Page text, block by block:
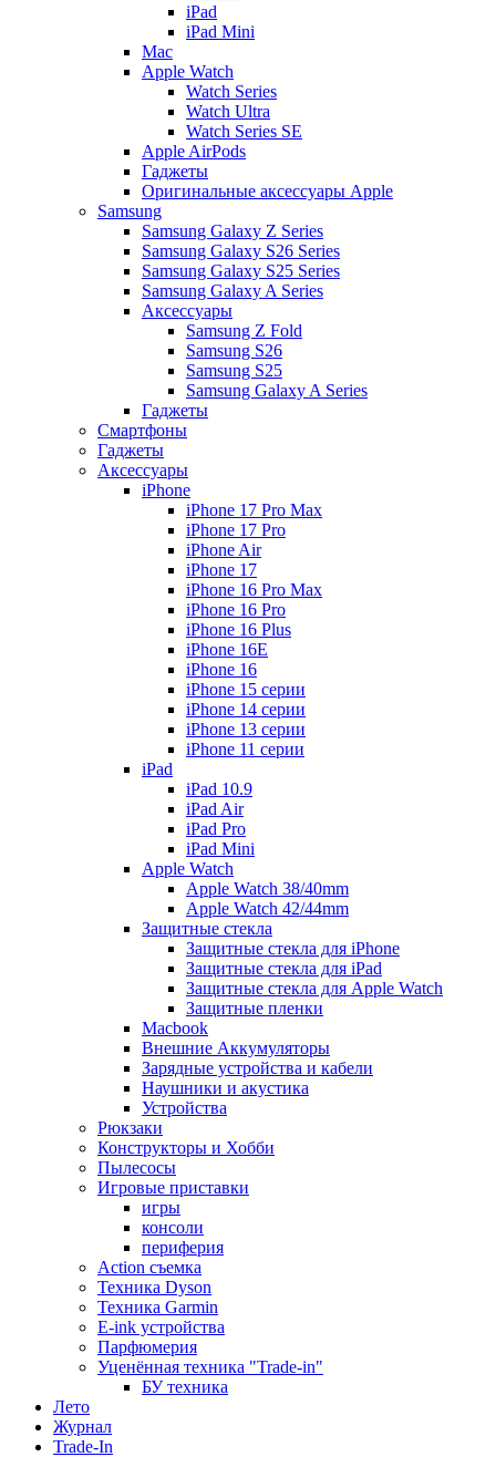
iPad
iPad Mini
Mac
Apple Watch
Watch Series
Watch Ultra
Watch Series SE
Apple AirPods
Гаджеты
Оригинальные аксессуары Apple
Samsung
Samsung Galaxy Z Series
Samsung Galaxy S26 Series
Samsung Galaxy S25 Series
Samsung Galaxy A Series
Аксессуары
Samsung Z Fold
Samsung S26
Samsung S25
Samsung Galaxy A Series
Гаджеты
Смартфоны
Гаджеты
Аксессуары
iPhone
iPhone 17 Pro Max
iPhone 17 Pro
iPhone Air
iPhone 17
iPhone 16 Pro Max
iPhone 16 Pro
iPhone 16 Plus
iPhone 16E
iPhone 16
iPhone 15 серии
iPhone 14 серии
iPhone 13 серии
iPhone 11 серии
iPad
iPad 10.9
iPad Air
iPad Pro
iPad Mini
Apple Watch
Apple Watch 38/40mm
Apple Watch 42/44mm
Защитные стекла
Защитные стекла для iPhone
Защитные стекла для iPad
Защитные стекла для Apple Watch
Защитные пленки
Macbook
Внешние Аккумуляторы
Зарядные устройства и кабели
Наушники и акустика
Устройства
Рюкзаки
Конструкторы и Хобби
Пылесосы
Игровые приставки
игры
консоли
периферия
Action съемка
Техника Dyson
Техника Garmin
E-ink устройства
Парфюмерия
Уценённая техника "Trade-in"
БУ техника
Лето
Журнал
Trade-In